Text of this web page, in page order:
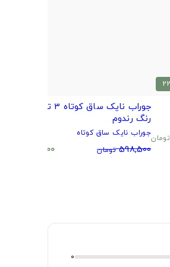
تومان
جوراب نایک ساق کوتاه 3 تایی طرح و
رنگ رندوم
جوراب نایک ساق کوتاه
598,500 تومان 480,500
0